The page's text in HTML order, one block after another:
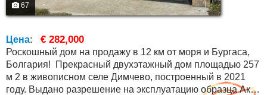
67
Цена: € 282,000
Роскошный дом на продажу в 12 км от моря и Бургаса,
Болгария! Прекрасный двухэтажный дом площадью 257
м 2 в живописном селе Димчево, построенный в 2021
году. Выдано разрешение на эксплуатацию образца Акт